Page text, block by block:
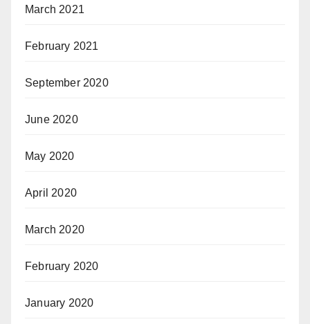
March 2021
February 2021
September 2020
June 2020
May 2020
April 2020
March 2020
February 2020
January 2020